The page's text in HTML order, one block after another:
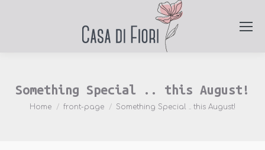
Something Special .. this August!
You are here:
Home front-page Something Special .. this August!